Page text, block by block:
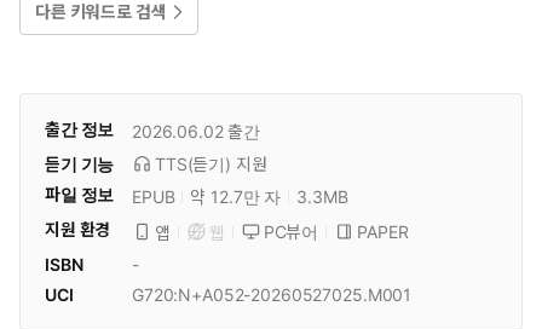
다른 키워드로 검색
출간 정보 2026.06.02 출간
듣기 기능
TTS(듣기) 지원
파일 정보
EPUB 약 12.7만 자
3.3MB
지원 환경
앱 웹 PC뷰어
PAPER
ISBN
-
UCI
G720:N+A052-20260527025.M001